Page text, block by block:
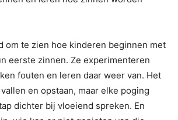
om te zien hoe kinderen beginnen met
eerste zinnen. Ze experimenteren
fouten en leren daar weer van. Het
en opstaan, maar elke poging
dichter bij vloeiend spreken. En